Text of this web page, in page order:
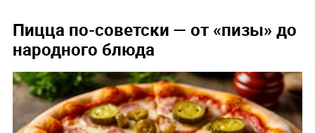
Пицца по-советски — от «пизы» до
народного блюда